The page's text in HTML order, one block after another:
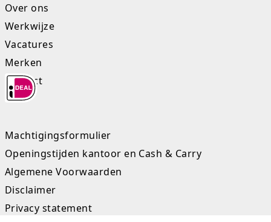
Over ons
Werkwijze
Vacatures
Merken
Contact
Machtigingsformulier
Openingstijden kantoor en Cash & Carry
Algemene Voorwaarden
Disclaimer
Privacy statement